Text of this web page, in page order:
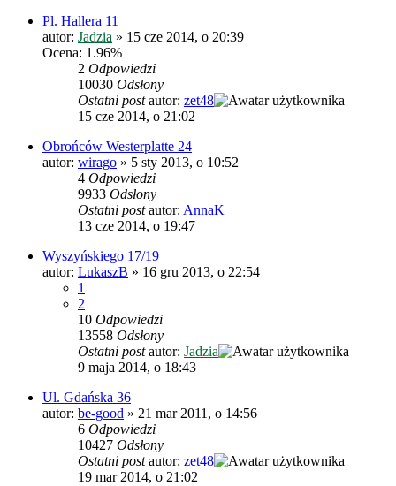
Pl. Hallera 11
autor: Jadzia » 15 cze 2014, o 20:39
Ocena: 1.96%
2 Odpowiedzi
10030 Odsłony
Ostatni postautor: zet48
15 cze 2014, o 21:02
Obrońców Westerplatte 24
autor: wirago » 5 sty 2013, o 10:52
4 Odpowiedzi
9933 Odsłony
Ostatni postautor: AnnaK
13 cze 2014, o 19:47
Wyszyńskiego 17/19
autor: LukaszB » 16 gru 2013, o 22:54
1
2
10 Odpowiedzi
13558 Odsłony
Ostatni postautor: Jadzia
9 maja 2014, o 18:43
Ul. Gdańska 36
autor: be-good » 21 mar 2011, o 14:56
6 Odpowiedzi
10427 Odsłony
Ostatni postautor: zet48
19 mar 2014, o 21:02